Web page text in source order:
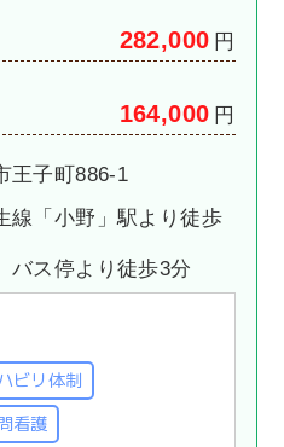
282,000 円
164,000 円
王子町886-1
線「小野」駅より徒歩
バス停より徒歩3分
ビリ体制
看護